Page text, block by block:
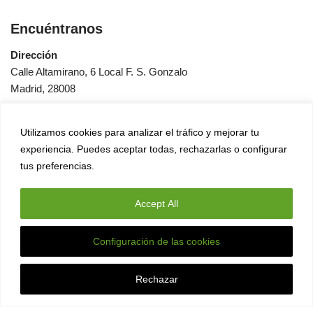
Utilizamos cookies para analizar el tráfico y mejorar tu
experiencia. Puedes aceptar todas, rechazarlas o configurar
tus preferencias.
Configuración de las cookies
Rechazar
Accept All
Encuéntranos
Dirección
Calle Altamirano, 6 Local F. S. Gonzalo
Madrid, 28008
Horas
Lunes a viernes: de 10:00 a 14:00 h. y de 17:00 a 20:00 h.
Sábado: de 10:00 a 14:00 h.
Neve| Funciona gracias aWordPress
Esta web usa cookies para mejorar tu experiencia.